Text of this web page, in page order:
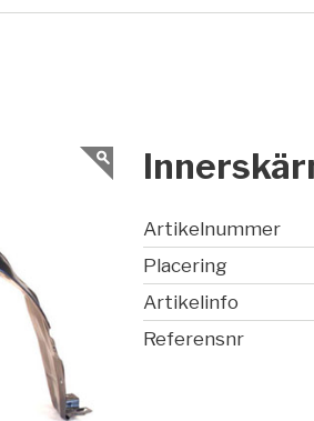
Artikelnummer
Placering
Artikelinfo
Referensnr